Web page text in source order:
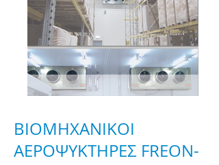
BIOMHXANIKOI
AEΡΟΨΥΚΤΗΡΕΣ FREON-